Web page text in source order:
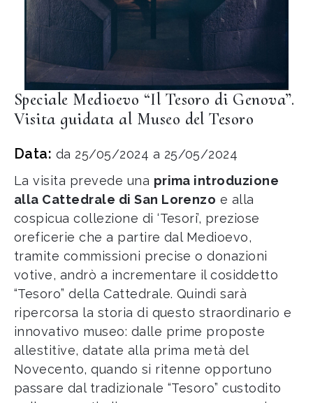
Speciale Medioevo “Il Tesoro di Genova”.
Visita guidata al Museo del Tesoro
Data: da 25/05/2024 a 25/05/2024
La visita prevede una prima introduzione
alla Cattedrale di San Lorenzo e alla
cospicua collezione di ‘Tesori’, preziose
oreficerie che a partire dal Medioevo,
tramite commissioni precise o donazioni
votive, andrò a incrementare il cosiddetto
“Tesoro” della Cattedrale. Quindi sarà
ripercorsa la storia di questo straordinario e
innovativo museo: dalle prime proposte
allestitive, datate alla prima metà del
Novecento, quando si ritenne opportuno
passare dal tradizionale “Tesoro” custodito